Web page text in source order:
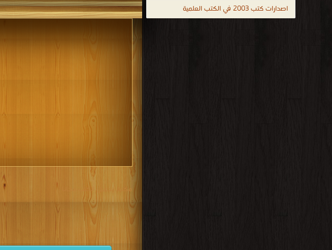
اصدارات كتب 2003 في الكتب العلمية
كتب 1902
كتب 1901 كتب 1900
مكتبة تحميل الكتب مجانا